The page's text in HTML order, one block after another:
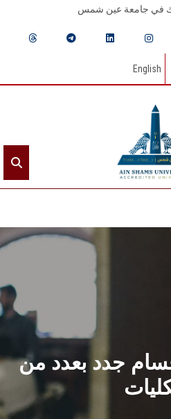
بك في جامعة عين شمس
English
الرئيسيـة
عن الجامعة
القطاعـات
الشئون الأكاديمية
البحث العلمي
جدد بعدد من